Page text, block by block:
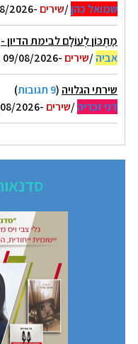
שמואל כהן/שירים -09/08/2026 08:20
מַתְכּוֹן לְעוֹלָם לבימת הדיון -
אביה/שירים -09/08/2026 07:32
שירתי הגלויה (9 תגובות
)
דני זכריה/שירים -09/08/2026 06:39